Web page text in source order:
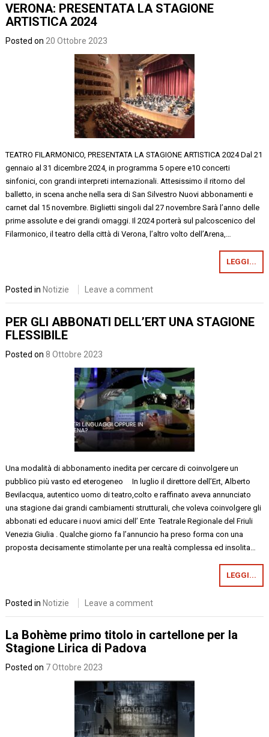
VERONA: PRESENTATA LA STAGIONE
ARTISTICA 2024
Posted on 20 Ottobre 2023
TEATRO FILARMONICO, PRESENTATA LA STAGIONE ARTISTICA 2024 Dal 21
gennaio al 31 dicembre 2024, in programma 5 opere e10 concerti
sinfonici, con grandi interpreti internazionali. Attesissimo il ritorno del
balletto, in scena anche nella sera di San Silvestro Nuovi abbonamenti e
carnet dal 15 novembre. Biglietti singoli dal 27 novembre Sarà l’anno delle
prime assolute e dei grandi omaggi. Il 2024 porterà sul palcoscenico del
Filarmonico, il teatro della città di Verona, l’altro volto dell’Arena,…
LEGGI...
Posted in Notizie Leave a comment
PER GLI ABBONATI DELL’ERT UNA STAGIONE
FLESSIBILE
Posted on 8 Ottobre 2023
Una modalità di abbonamento inedita per cercare di coinvolgere un
pubblico più vasto ed eterogeneo In luglio il direttore dell’Ert, Alberto
Bevilacqua, autentico uomo di teatro,colto e raffinato aveva annunciato
una stagione dai grandi cambiamenti strutturali, che voleva coinvolgere gli
abbonati ed educare i nuovi amici dell’ Ente Teatrale Regionale del Friuli
Venezia Giulia . Qualche giorno fa l’annuncio ha preso forma con una
proposta decisamente stimolante per una realtà complessa ed insolita…
LEGGI...
Posted inNotizie Leave a comment
La Bohème primo titolo in cartellone per la
Stagione Lirica di Padova
Posted on 7 Ottobre 2023